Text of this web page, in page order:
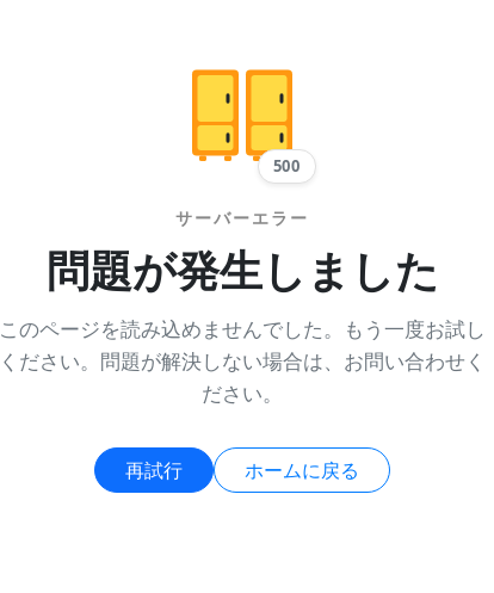
500
サーバーエラー
問題が発生しました
このページを読み込めませんでした。もう一度お試し
ください。問題が解決しない場合は、お問い合わせく
ださい。
再試行 ホームに戻る